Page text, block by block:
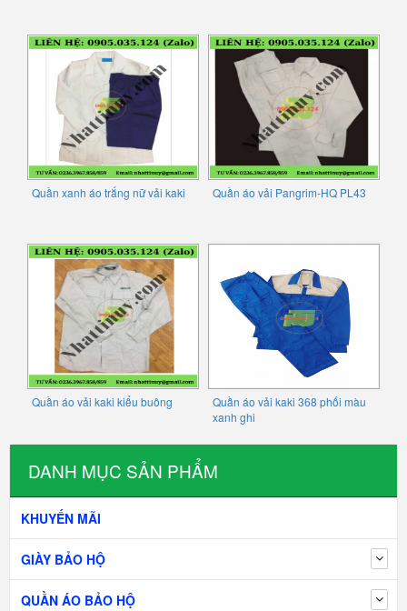
DANH MỤC SẢN PHẨM
KHUYẾN MÃI
GIÀY BẢO HỘ
QUẦN ÁO BẢO HỘ
Quần xanh áo trắng nữ vải kaki Quần áo vải Pangrim-HQ PL43
Quần áo vải kaki kiểu buông
Quần áo vải kaki 368 phối màu
xanh ghi